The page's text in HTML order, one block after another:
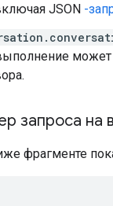
JSON -
запроса на
фрагменте